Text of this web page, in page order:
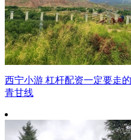
西宁小游 杠杆配资一定要走的
青甘线